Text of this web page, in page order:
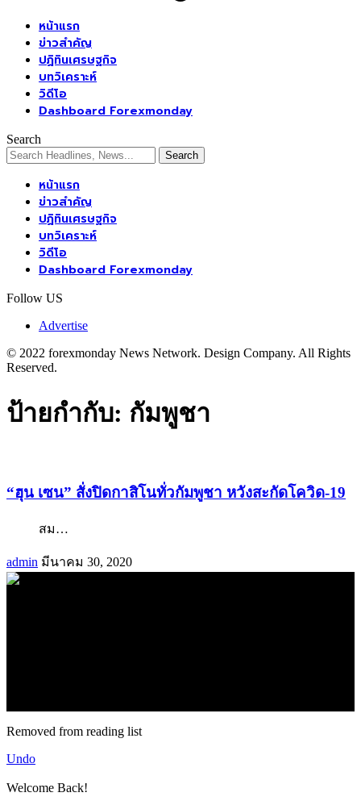
หน้าแรก
ข่าวสำคัญ
ปฏิทินเศรษฐกิจ
บทวิเคราะห์
วิดีโอ
Dashboard Forexmonday
Search
หน้าแรก
ข่าวสำคัญ
ปฏิทินเศรษฐกิจ
บทวิเคราะห์
วิดีโอ
Dashboard Forexmonday
Follow US
Advertise
© 2022 forexmonday News Network. Design Company. All Rights
Reserved.
ป้ายกำกับ: กัมพูชา
“ฮุน เซน” สั่งปิดกาสิโนทั่วกัมพูชา หวังสะกัดโควิด-19
สม…
admin มีนาคม 30, 2020
Removed from reading list
Undo
Welcome Back!